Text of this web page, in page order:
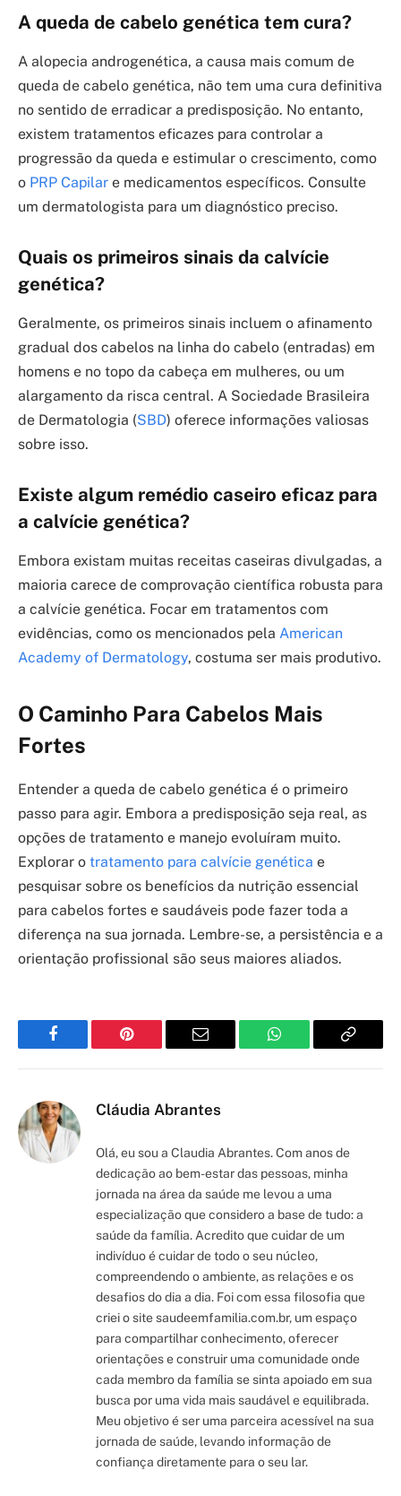
A queda de cabelo genética tem cura?
A alopecia androgenética, a causa mais comum de
queda de cabelo genética, não tem uma cura definitiva
no sentido de erradicar a predisposição. No entanto,
existem tratamentos eficazes para controlar a
progressão da queda e estimular o crescimento, como
o PRP Capilar e medicamentos específicos. Consulte
um dermatologista para um diagnóstico preciso.
Quais os primeiros sinais da calvície
genética?
Geralmente, os primeiros sinais incluem o afinamento
gradual dos cabelos na linha do cabelo (entradas) em
homens e no topo da cabeça em mulheres, ou um
alargamento da risca central. A Sociedade Brasileira
de Dermatologia (SBD) oferece informações valiosas
sobre isso.
Existe algum remédio caseiro eficaz para
a calvície genética?
Embora existam muitas receitas caseiras divulgadas, a
maioria carece de comprovação científica robusta para
a calvície genética. Focar em tratamentos com
evidências, como os mencionados pela American
Academy of Dermatology, costuma ser mais produtivo.
O Caminho Para Cabelos Mais
Fortes
Entender a queda de cabelo genética é o primeiro
passo para agir. Embora a predisposição seja real, as
opções de tratamento e manejo evoluíram muito.
Explorar o tratamento para calvície genética e
pesquisar sobre os benefícios da nutrição essencial
para cabelos fortes e saudáveis pode fazer toda a
diferença na sua jornada. Lembre-se, a persistência e a
orientação profissional são seus maiores aliados.
Facebook Pinterest Email WhatsApp Copy
Cláudia Abrantes
Olá, eu sou a Claudia Abrantes. Com anos de
dedicação ao bem-estar das pessoas, minha
jornada na área da saúde me levou a uma
especialização que considero a base de tudo: a
saúde da família. Acredito que cuidar de um
indivíduo é cuidar de todo o seu núcleo,
compreendendo o ambiente, as relações e os
desafios do dia a dia. Foi com essa filosofia que
criei o site saudeemfamilia.com.br, um espaço
para compartilhar conhecimento, oferecer
orientações e construir uma comunidade onde
cada membro da família se sinta apoiado em sua
busca por uma vida mais saudável e equilibrada.
Meu objetivo é ser uma parceira acessível na sua
jornada de saúde, levando informação de
confiança diretamente para o seu lar.